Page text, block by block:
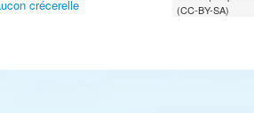
crécerelle
macroule
(CC-BY-SA)